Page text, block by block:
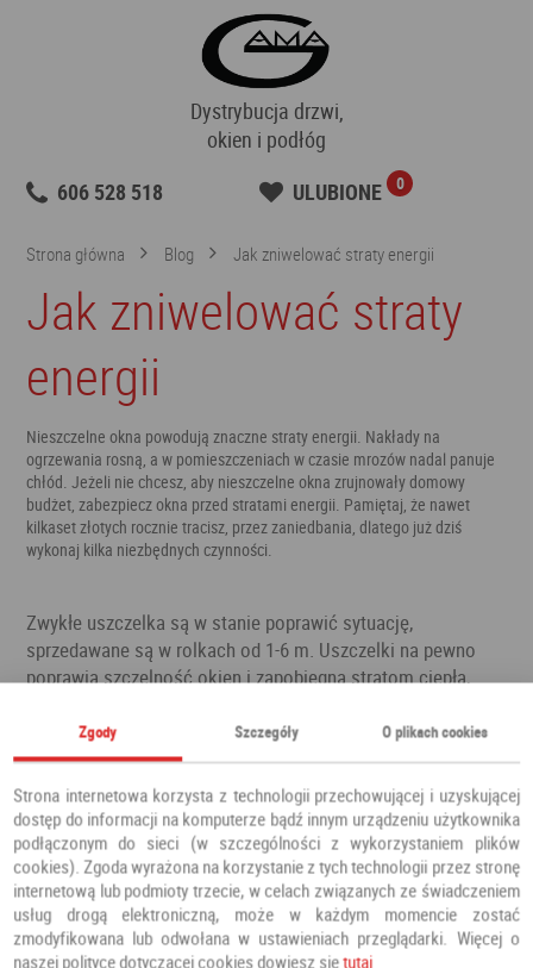
Dystrybucja drzwi,
okien i podłóg
606 528 518
ULUBIONE 0
Strona główna Blog Jak zniwelować straty energii
Jak zniwelować straty
energii
Nieszczelne okna powodują znaczne straty energii. Nakłady na
ogrzewania rosną, a w pomieszczeniach w czasie mrozów nadal panuje
chłód. Jeżeli nie chcesz, aby nieszczelne okna zrujnowały domowy
budżet, zabezpiecz okna przed stratami energii. Pamiętaj, że nawet
kilkaset złotych rocznie tracisz, przez zaniedbania, dlatego już dziś
wykonaj kilka niezbędnych czynności.
Zwykłe uszczelka są w stanie poprawić sytuację,
sprzedawane są w rolkach od 1-6 m. Uszczelki na pewno
poprawią szczelność okien i zapobiegną stratom ciepła,
wymieniać. Innym sposobem jest wymiana okien na nowe z
wyższymi parametrami termoizolacyjnymi. Zapobiegliwi
mogą nabyć okna energooszczędne, można je kupić także w
mieście Wrocław. Takie okna odznaczają się znakomitymi
parametrami i warto rozważyć ich zakup.
Zwykle, przez nieszczelne okna ucieka aż 30% ciepła, sezon
grzewczy trwa średnio 7 miesięcy, szybka kalkulacja
pokazuje, jak wiele oszczędności ucieka wraz z ciepłem.
Zgody Szczegóły O plikach cookies
Strona internetowa korzysta z technologii przechowującej i uzyskującej
dostęp do informacji na komputerze bądź innym urządzeniu użytkownika
podłączonym do sieci (w szczególności z wykorzystaniem plików
cookies). Zgoda wyrażona na korzystanie z tych technologii przez stronę
internetową lub podmioty trzecie, w celach związanych ze świadczeniem
usług drogą elektroniczną, może w każdym momencie zostać
zmodyfikowana lub odwołana w ustawieniach przeglądarki. Więcej o
naszej polityce dotyczącej cookies dowiesz siętutaj